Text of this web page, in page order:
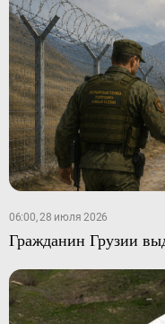
06:00, 28 июля 2026
Гражданин Грузии